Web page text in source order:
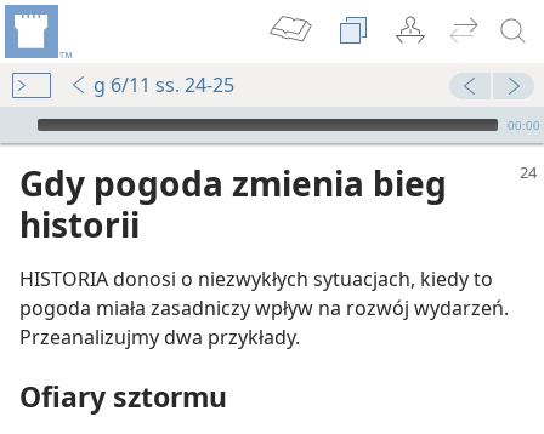
g 6/11 ss. 24-25
Audio Player
00:00
Gdy pogoda zmienia bieg
historii
HISTORIA donosi o niezwykłych sytuacjach, kiedy to
pogoda miała zasadniczy wpływ na rozwój wydarzeń.
Przeanalizujmy dwa przykłady.
Ofiary sztormu